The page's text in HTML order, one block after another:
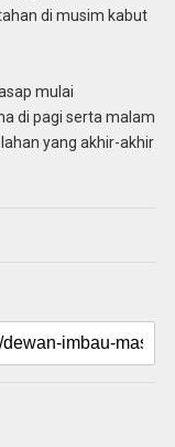
di musim kabut
mulai
di pagi serta malam
yang akhir-akhir